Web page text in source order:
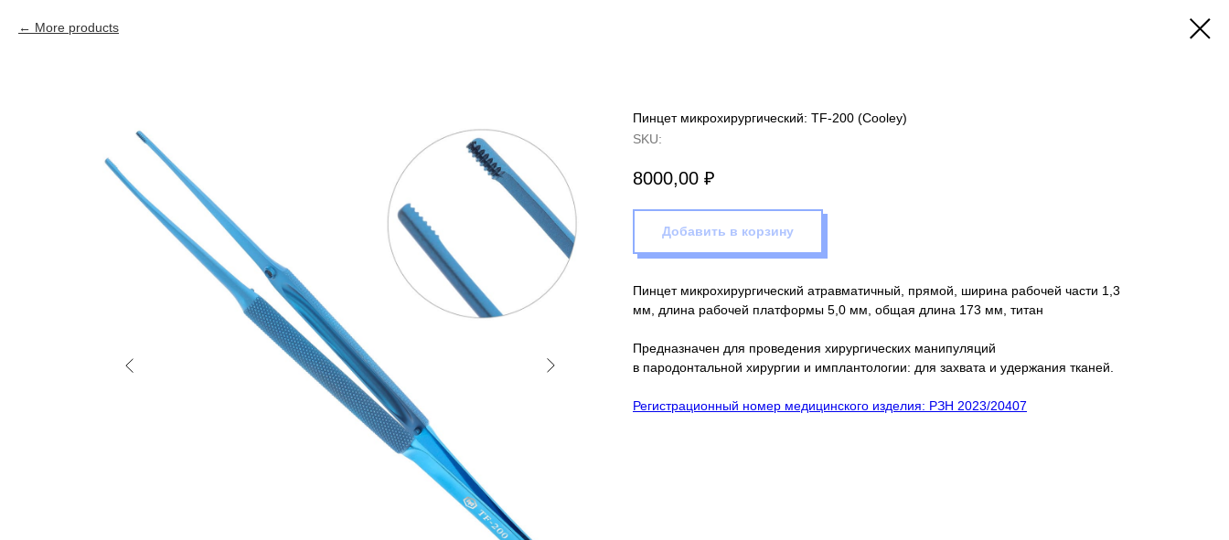
More products
Пинцет микрохирургический: TF-200 (Cooley)
SKU:
8000,00 ₽
Добавить в корзину
Пинцет микрохирургический атравматичный, прямой, ширина рабочей части 1,3
мм, длина рабочей платформы 5,0 мм, общая длина 173 мм, титан
Предназначен для проведения хирургических манипуляций
в пародонтальной хирургии и имплантологии: для захвата и удержания тканей.
Регистрационный номер медицинского изделия: РЗН 2023/20407